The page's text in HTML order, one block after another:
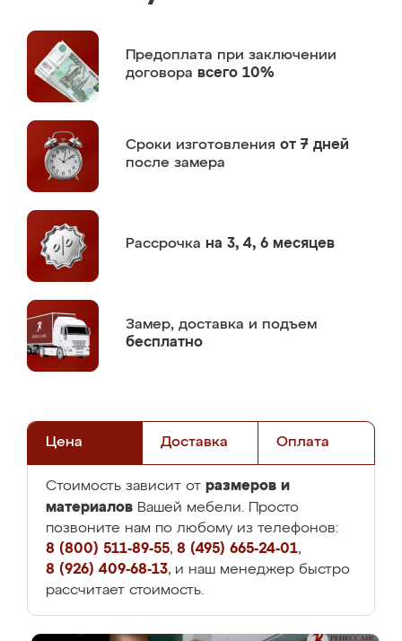
Предоплата при заключении
договора всего 10%
Сроки изготовления от 7 дней
после замера
Рассрочка на 3, 4, 6 месяцев
Замер, доставка и подъем
бесплатно
Цена Доставка Оплата
Стоимость зависит от размеров и
материалов Вашей мебели. Просто
позвоните нам по любому из телефонов:
8 (800) 511-89-55, 8 (495) 665-24-01,
8 (926) 409-68-13, и наш менеджер быстро
рассчитает стоимость.